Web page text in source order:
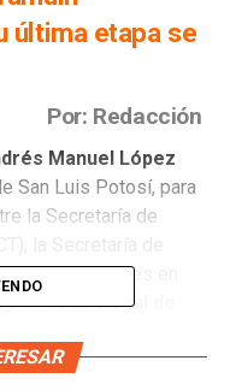
última etapa se
Por: Redacción
Manuel López
San Luis Potosí, para
la Secretaría de
estado, quienes en
nacional de